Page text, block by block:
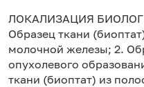
ЛОКАЛИЗАЦИЯ
Образец ткани
молочной железы; 2.
опухолевого
ткани (биоптат) из